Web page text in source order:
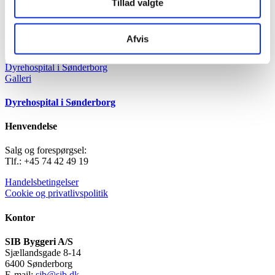
Tillad valgte
Afvis
Dyrehospital i Sønderborg
Galleri
Dyrehospital i Sønderborg
Henvendelse
Salg og forespørgsel:
Tlf.: +45 74 42 49 19
Handelsbetingelser
Cookie og privatlivspolitik
Kontor
SIB Byggeri A/S
Sjællandsgade 8-14
6400 Sønderborg